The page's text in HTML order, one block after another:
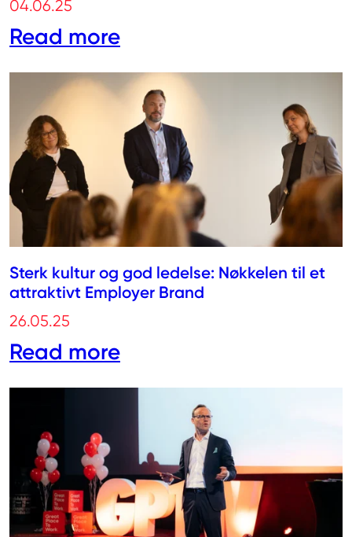
04.06.25
Read more
Sterk kultur og god ledelse: Nøkkelen til et
attraktivt Employer Brand
26.05.25
Read more